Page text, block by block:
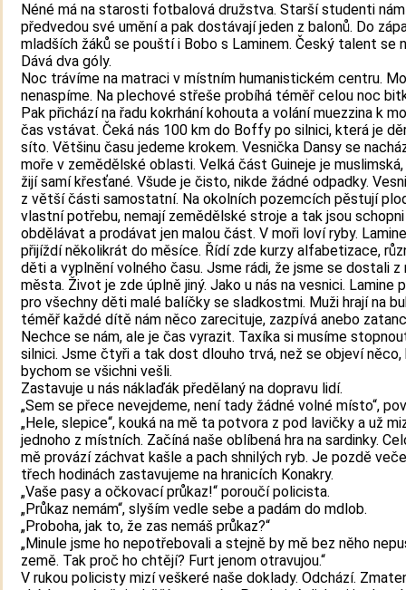
Néné má na starosti fotbalová družstva. Starší studenti nám
předvedou své umění a pak dostávají jeden z balonů. Do
mladších žáků se pouští i Bobo s Laminem. Český talent se
Dává dva góly.
Noc trávíme na matraci v místním humanistickém centru.
nenaspíme. Na plechové střeše probíhá téměř celou noc
Pak přichází na řadu kokrhání kohouta a volání muezzina k
čas vstávat. Čeká nás 100 km do Boffy po silnici, která je
síto. Většinu času jedeme krokem. Vesnička Dansy se
moře v zemědělské oblasti. Velká část Guineje je
žijí samí křesťané. Všude je čisto, nikde žádné odpadky.
z větší části samostatní. Na okolních pozemcích pěstují
vlastní potřebu, nemají zemědělské stroje a tak jsou schopni
obdělávat a prodávat jen malou část. V moři loví ryby.
přijíždí několikrát do měsíce. Řídí zde kurzy alfabetizace,
děti a vyplnění volného času. Jsme rádi, že jsme se dostali z
města. Život je zde úplně jiný. Jako u nás na vesnici. Lamine
pro všechny děti malé balíčky se sladkostmi. Muži hrají na
téměř každé dítě nám něco zarecituje, zazpívá anebo
Nechce se nám, ale je čas vyrazit. Taxíka si musíme
silnici. Jsme čtyři a tak dost dlouho trvá, než se objeví něco,
bychom se všichni vešli.
Zastavuje u nás náklaďák předělaný na dopravu lidí.
„Sem se přece nevejdeme, není tady žádné volné místo“,
„Hele, slepice“, kouká na mě ta potvora z pod lavičky a už
jednoho z místních. Začíná naše oblíbená hra na sardinky.
mě provází záchvat kašle a pach shnilých ryb. Je pozdě
třech hodinách zastavujeme na hranicích Konakry.
„Vaše pasy a očkovací průkaz!“ poroučí policista.
„Průkaz nemám“, slyším vedle sebe a padám do mdlob.
„Proboha, jak to, že zas nemáš průkaz?“
„Minule jsme ho nepotřebovali a stejně by mě bez něho
země. Tak proč ho chtějí? Furt jenom otravujou.“
V rukou policisty mizí veškeré naše doklady. Odchází.